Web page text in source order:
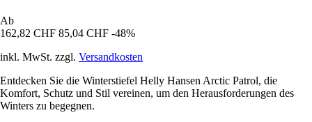
Ab
162,82 CHF 85,04 CHF -48%
inkl. MwSt. zzgl. Versandkosten
Entdecken Sie die Winterstiefel Helly Hansen Arctic Patrol, die
Komfort, Schutz und Stil vereinen, um den Herausforderungen des
Winters zu begegnen.